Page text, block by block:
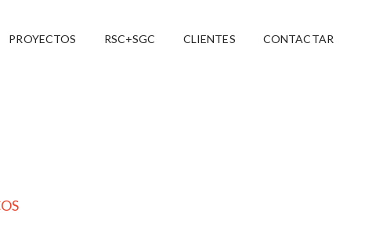
PROYECTOS RSC+SGC CLIENTES CONTACTAR